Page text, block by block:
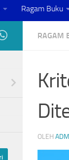
Ragam Buku
RAGAM
OLEH